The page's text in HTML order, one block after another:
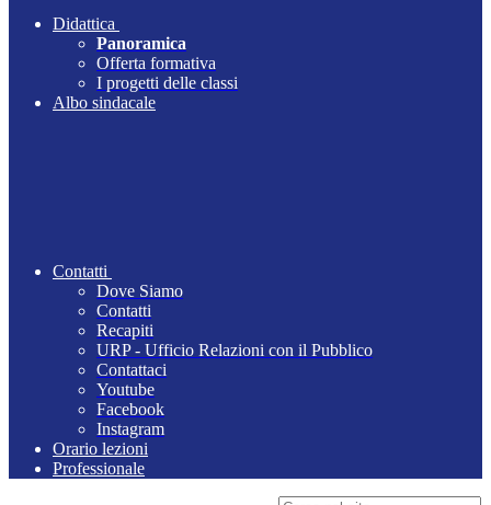
Didattica
Panoramica
Offerta formativa
I progetti delle classi
Albo sindacale
Contatti
Dove Siamo
Contatti
Recapiti
URP - Ufficio Relazioni con il Pubblico
Contattaci
Youtube
Facebook
Instagram
Orario lezioni
Professionale